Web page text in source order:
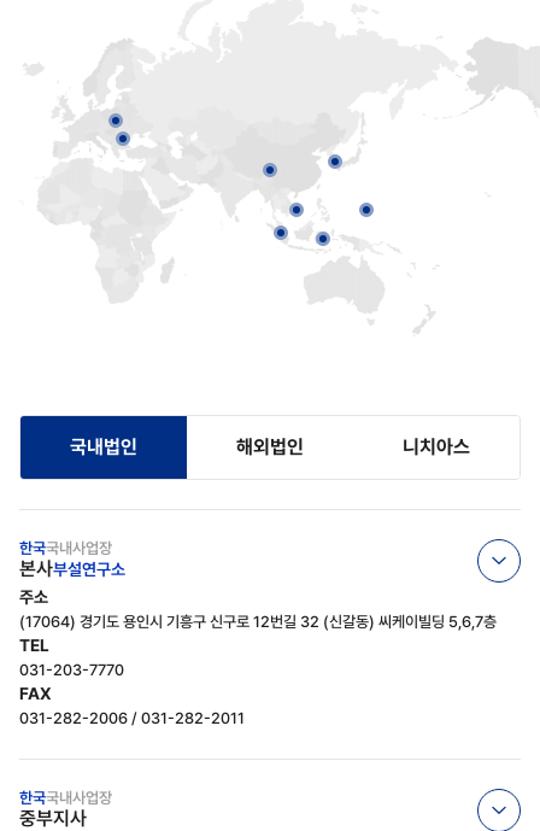
국내법인 해외법인 니치아스
한국국내사업장
본사부설연구소
주소
(17064) 경기도 용인시 기흥구 신구로 12번길 32 (신갈동) 씨케이빌딩 5,6,7층
TEL
031-203-7770
FAX
031-282-2006 / 031-282-2011
한국국내사업장
중부지사